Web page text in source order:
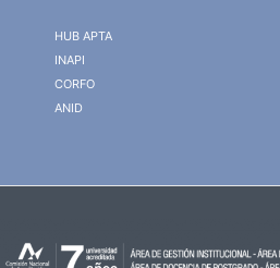
HUB APTA
INAPI
CORFO
ANID